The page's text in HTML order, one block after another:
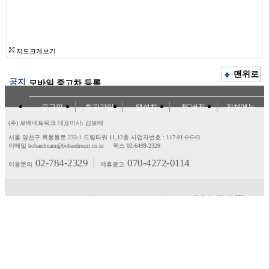
지도크게보기
공지 모바일 중고차 등록
맨위로
로그인 회원가입 앱설치 PC버전 전체메뉴
(주) 보배네트워크 대표이사: 김보배
서울 양천구 목동동로 233-1 드림타워 11,12층 사업자번호 : 117-81-64543
이메일 bobaedream@bobaedream.co.kr
팩스 02-6499-2329
이용문의 02-784-2329 제휴광고 070-4272-0114